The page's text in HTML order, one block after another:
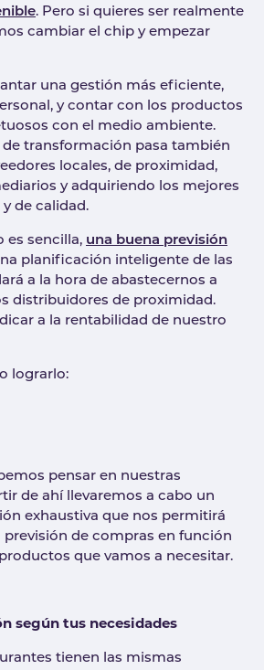
. Pero si quieres ser realmente
cambiar el chip y empezar
una gestión más eficiente,
y contar con los productos
con el medio ambiente.
de transformación pasa también
locales, de proximidad,
y adquiriendo los mejores
de calidad.
es sencilla, una buena previsión
planificación inteligente de las
a la hora de abastecernos a
distribuidores de proximidad.
a la rentabilidad de nuestro
lograrlo:
pensar en nuestras
de ahí llevaremos a cabo un
exhaustiva que nos permitirá
previsión de compras en función
que vamos a necesitar.
según tus necesidades
tienen las mismas